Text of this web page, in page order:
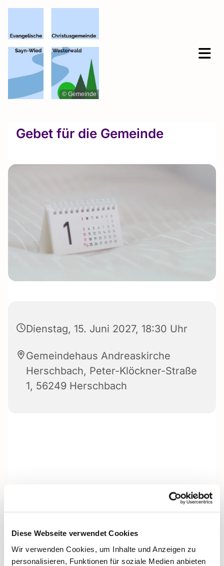
Diese Webseite verwendet Cookies
Wir verwenden Cookies, um Inhalte und Anzeigen zu
personalisieren, Funktionen für soziale Medien anbieten
© Gemeinde
Gebet für die Gemeinde
Dienstag, 15. Juni 2027, 18:30 Uhr
Gemeindehaus Andreaskirche
Herschbach, Peter-Klöckner-Straße
1, 56249 Herschbach